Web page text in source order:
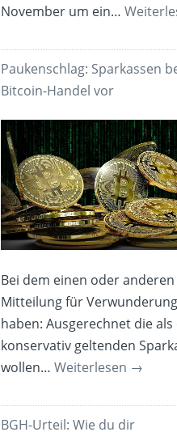
November um ein…
Paukenschlag: Sparkassen
Bitcoin-Handel vor
Bei dem einen oder
Mitteilung für
haben: Ausgerechnet die
konservativ geltenden
wollen…Weiterlesen →
BGH-Urteil: Wie du dir